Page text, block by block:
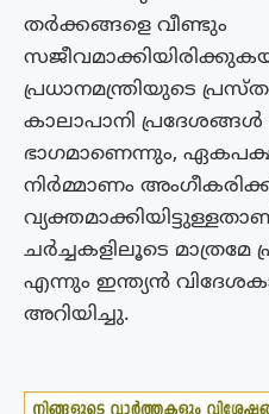
തർക്കങ്ങളെ വീണ്ടും
പ്രധാനമന്ത്രിയുടെ
കാലാപാനി
ഭാഗമാണെന്നും,
നിർമ്മാണം
ചർച്ചകളിലൂടെ
എന്നും ഇന്ത്യൻ
അറിയിച്ചു.